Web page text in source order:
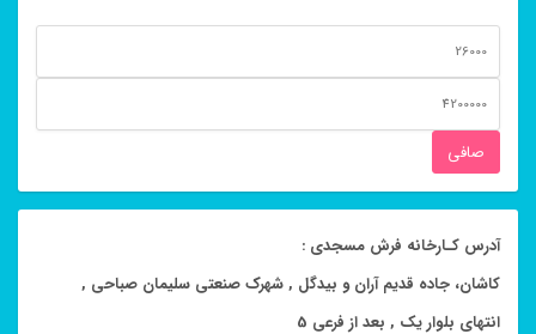
قیمت
قيمت
صافی
آدرس کـارخانه فرش مسجدی :
کاشان، جاده قدیم آران و بیدگل , شهرک صنعتی سلیمان صباحی ,
انتهای بلوار یک , بعد از فرعی 5